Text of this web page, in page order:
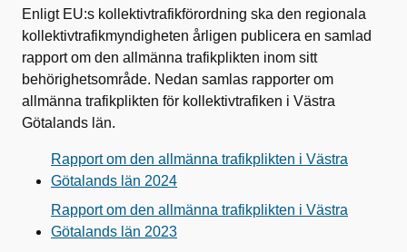
Enligt EU:s kollektivtrafikförordning ska den regionala
kollektivtrafikmyndigheten årligen publicera en samlad
rapport om den allmänna trafikplikten inom sitt
behörighetsområde. Nedan samlas rapporter om
allmänna trafikplikten för kollektivtrafiken i Västra
Götalands län.
Rapport om den allmänna trafikplikten i Västra
Götalands län 2024
Rapport om den allmänna trafikplikten i Västra
Götalands län 2023